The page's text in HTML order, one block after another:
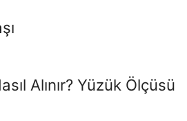
Alınır? Yüzük Ölçüsü